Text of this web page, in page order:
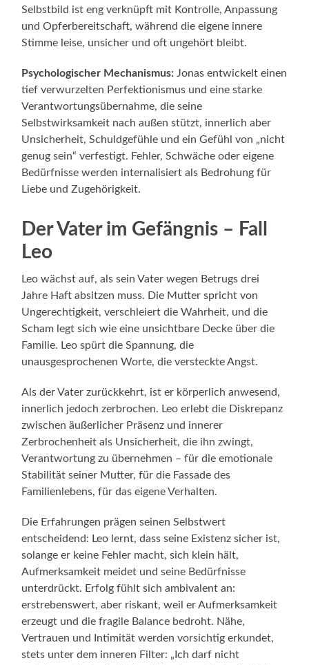
Selbstbild ist eng verknüpft mit Kontrolle, Anpassung
und Opferbereitschaft, während die eigene innere
Stimme leise, unsicher und oft ungehört bleibt.
Psychologischer Mechanismus: Jonas entwickelt einen
tief verwurzelten Perfektionismus und eine starke
Verantwortungsübernahme, die seine
Selbstwirksamkeit nach außen stützt, innerlich aber
Unsicherheit, Schuldgefühle und ein Gefühl von „nicht
genug sein“ verfestigt. Fehler, Schwäche oder eigene
Bedürfnisse werden internalisiert als Bedrohung für
Liebe und Zugehörigkeit.
Der Vater im Gefängnis – Fall
Leo
Leo wächst auf, als sein Vater wegen Betrugs drei
Jahre Haft absitzen muss. Die Mutter spricht von
Ungerechtigkeit, verschleiert die Wahrheit, und die
Scham legt sich wie eine unsichtbare Decke über die
Familie. Leo spürt die Spannung, die
unausgesprochenen Worte, die versteckte Angst.
Als der Vater zurückkehrt, ist er körperlich anwesend,
innerlich jedoch zerbrochen. Leo erlebt die Diskrepanz
zwischen äußerlicher Präsenz und innerer
Zerbrochenheit als Unsicherheit, die ihn zwingt,
Verantwortung zu übernehmen – für die emotionale
Stabilität seiner Mutter, für die Fassade des
Familienlebens, für das eigene Verhalten.
Die Erfahrungen prägen seinen Selbstwert
entscheidend: Leo lernt, dass seine Existenz sicher ist,
solange er keine Fehler macht, sich klein hält,
Aufmerksamkeit meidet und seine Bedürfnisse
unterdrückt. Erfolg fühlt sich ambivalent an:
erstrebenswert, aber riskant, weil er Aufmerksamkeit
erzeugt und die fragile Balance bedroht. Nähe,
Vertrauen und Intimität werden vorsichtig erkundet,
stets unter dem inneren Filter: „Ich darf nicht